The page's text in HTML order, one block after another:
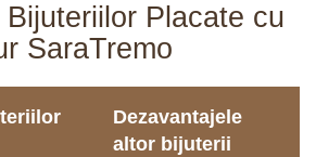
Placate cu
SaraTremo
Dezavantajele
altor bijuterii